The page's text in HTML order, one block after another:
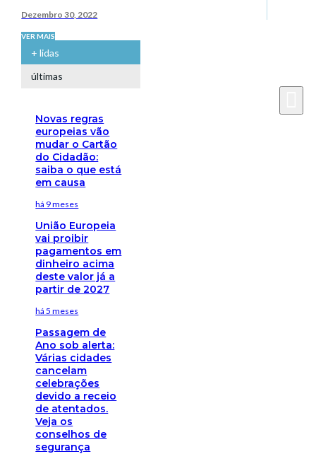
Dezembro 30, 2022
VER MAIS
+ lidas
últimas
Novas regras
europeias vão
mudar o Cartão
do Cidadão:
saiba o que está
em causa
há 9 meses
União Europeia
vai proibir
pagamentos em
dinheiro acima
deste valor já a
partir de 2027
há 5 meses
Passagem de
Ano sob alerta:
Várias cidades
cancelam
celebrações
devido a receio
de atentados.
Veja os
conselhos de
segurança